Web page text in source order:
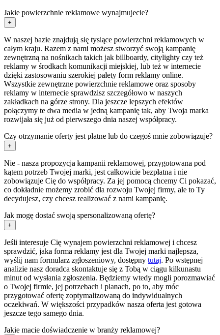
Jakie powierzchnie reklamowe wynajmujecie?
+
W naszej bazie znajdują się tysiące powierzchni reklamowych w
całym kraju. Razem z nami możesz stworzyć swoją kampanię
zewnętrzną na nośnikach takich jak billboardy, citylighty czy też
reklamy w środkach komunikacji miejskiej, lub też w internecie
dzięki zastosowaniu szerokiej palety form reklamy online.
Wszystkie zewnętrzne powierzchnie reklamowe oraz sposoby
reklamy w internecie sprawdzisz szczegółowo w naszych
zakładkach na górze strony. Dla jeszcze lepszych efektów
połączymy te dwa media w jedną kampanię tak, aby Twoja marka
rozwijała się już od pierwszego dnia naszej współpracy.
Czy otrzymanie oferty jest płatne lub do czegoś mnie zobowiązuje?
+
Nie - nasza propozycja kampanii reklamowej, przygotowana pod
kątem potrzeb Twojej marki, jest całkowicie bezpłatna i nie
zobowiązuje Cię do współpracy. Za jej pomocą chcemy Ci pokazać,
co dokładnie możemy zrobić dla rozwoju Twojej firmy, ale to Ty
decydujesz, czy chcesz realizować z nami kampanię.
Jak mogę dostać swoją spersonalizowaną ofertę?
+
Jeśli interesuje Cię wynajem powierzchni reklamowej i chcesz
sprawdzić, jaka forma reklamy jest dla Twojej marki najlepsza,
wyślij nam formularz zgłoszeniowy, dostępny tutaj. Po wstępnej
analizie nasz doradca skontaktuje się z Tobą w ciągu kilkunastu
minut od wysłania zgłoszenia. Będziemy wtedy mogli porozmawiać
o Twojej firmie, jej potrzebach i planach, po to, aby móc
przygotować ofertę zoptymalizowaną do indywidualnych
oczekiwań. W większości przypadków nasza oferta jest gotowa
jeszcze tego samego dnia.
Jakie macie doświadczenie w branży reklamowej?